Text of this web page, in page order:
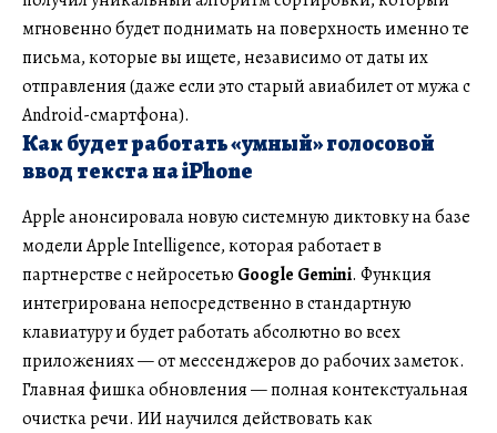
мгновенно будет поднимать на поверхность именно те
письма, которые вы ищете, независимо от даты их
отправления (даже если это старый авиабилет от мужа с
Android-смартфона).
Как будет работать «умный» голосовой
ввод текста на iPhone
Apple анонсировала новую системную диктовку на базе
модели Apple Intelligence, которая работает в
партнерстве с нейросетью Google Gemini. Функция
интегрирована непосредственно в стандартную
клавиатуру и будет работать абсолютно во всех
приложениях — от мессенджеров до рабочих заметок.
Главная фишка обновления — полная контекстуальная
очистка речи. ИИ научился действовать как